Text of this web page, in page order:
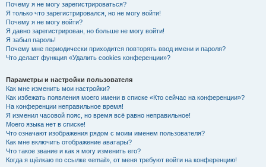
Почему я не могу зарегистрироваться?
Я только что зарегистрировался, но не могу войти!
Почему я не могу войти?
Я давно зарегистрирован, но больше не могу войти!
Я забыл пароль!
Почему мне периодически приходится повторять ввод имени и пароля?
Что делает функция «Удалить cookies конференции»?
Параметры и настройки пользователя
Как мне изменить мои настройки?
Как избежать появления моего имени в списке «Кто сейчас на конференции»?
На конференции неправильное время!
Я изменил часовой пояс, но время всё равно неправильное!
Моего языка нет в списке!
Что означают изображения рядом с моим именем пользователя?
Как мне включить отображение аватары?
Что такое звание и как я могу изменить его?
Когда я щёлкаю по ссылке «email», от меня требуют войти на конференцию!